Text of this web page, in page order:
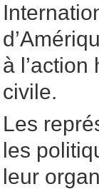
à
civile.
Les
les
leur